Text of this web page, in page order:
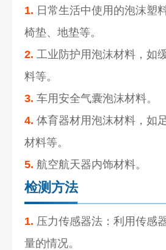
1. 日常生活中使用的泡沫塑
椅垫、地垫等。
2. 工业防护用泡沫材料，如
料等。
3. 车用安全气囊泡沫材料。
4. 体育器材用泡沫材料，如
材料等。
5. 航空航天器内饰材料。
检测方法
1. 压力传感器法：利用传感
量的情况。